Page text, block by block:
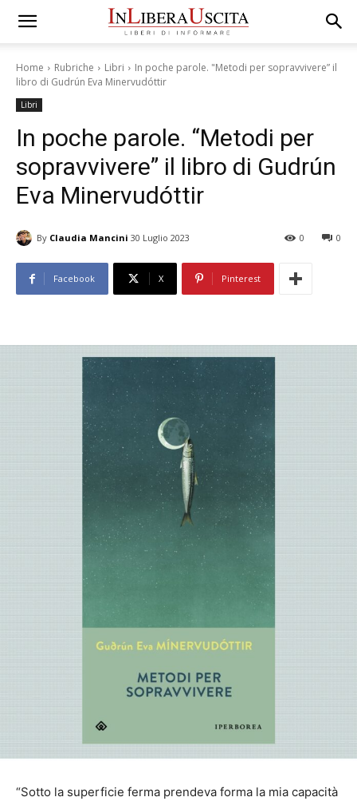
Home Rubriche Libri
In poche parole. "Metodi per sopravvivere” il
libro di Gudrún Eva Minervudóttir
Libri
In poche parole. “Metodi per
sopravvivere” il libro di Gudrún
Eva Minervudóttir
By Claudia Mancini 30 Luglio 2023 0
0
Facebook X Pinterest
“Sotto la superficie ferma prendeva forma la mia capacità